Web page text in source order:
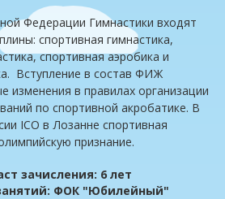
Федерации Гимнастики входят
спортивная гимнастика,
спортивная аэробика и
Вступление в состав ФИЖ
изменения в правилах организации
по спортивной акробатике. В
ICO в Лозанне спортивная
признание.
зачисления: 6 лет
ФОК "Юбилейный"